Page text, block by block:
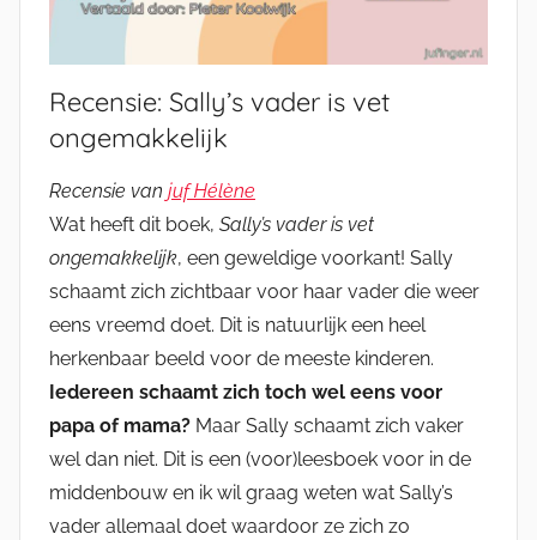
Recensie: Sally’s vader is vet
ongemakkelijk
Recensie van juf Hélène
Wat heeft dit boek, Sally’s vader is vet
ongemakkelijk, een geweldige voorkant! Sally
schaamt zich zichtbaar voor haar vader die weer
eens vreemd doet. Dit is natuurlijk een heel
herkenbaar beeld voor de meeste kinderen.
Iedereen schaamt zich toch wel eens voor
papa of mama? Maar Sally schaamt zich vaker
wel dan niet. Dit is een (voor)leesboek voor in de
middenbouw en ik wil graag weten wat Sally’s
vader allemaal doet waardoor ze zich zo